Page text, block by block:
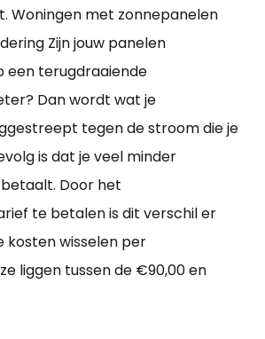
Woningen met zonnepanelen
Zijn jouw panelen
een terugdraaiende
Dan wordt wat je
tegen de stroom die je
is dat je veel minder
Door het
te betalen is dit verschil er
kosten wisselen per
liggen tussen de €90,00 en